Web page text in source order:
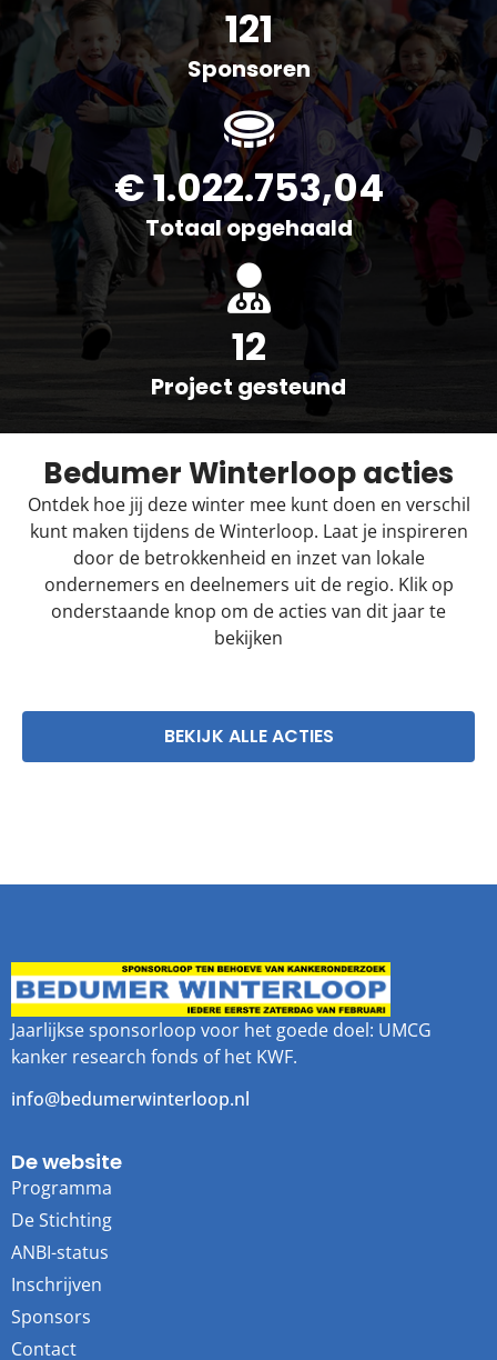
Sponsoren
121
Totaal opgehaald
€ 1.022.753,04
Project gesteund
12
Bedumer Winterloop acties
Ontdek hoe jij deze winter mee kunt doen en verschil
kunt maken tijdens de Winterloop. Laat je inspireren
door de betrokkenheid en inzet van lokale
ondernemers en deelnemers uit de regio. Klik op
onderstaande knop om de acties van dit jaar te
bekijken
BEKIJK ALLE ACTIES
Jaarlijkse sponsorloop voor het goede doel: UMCG
kanker research fonds of het KWF.
info@bedumerwinterloop.nl
De website
Programma
De Stichting
ANBI-status
Inschrijven
Sponsors
Contact